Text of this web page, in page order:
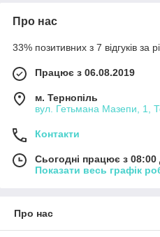
Про нас
33% позитивних з 7 відгуків за
Працює з 06.08.2019
м. Тернопіль
вул. Гетьмана Мазепи, 1,
Контакти
Сьогодні працює з 08:00
Показати весь графік
Про нас